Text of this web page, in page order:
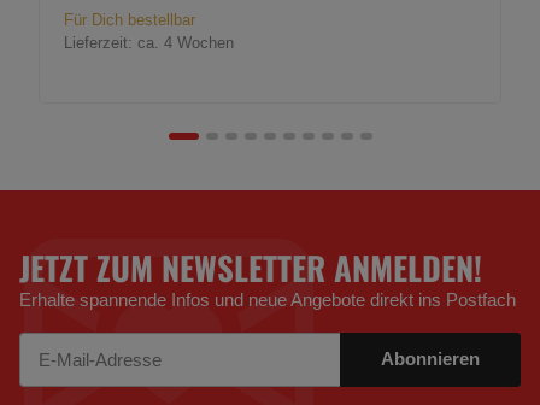
Für Dich bestellbar
Lieferzeit: ca. 4 Wochen
JETZT ZUM NEWSLETTER ANMELDEN!
Erhalte spannende Infos und neue Angebote direkt ins Postfach
Abonnieren